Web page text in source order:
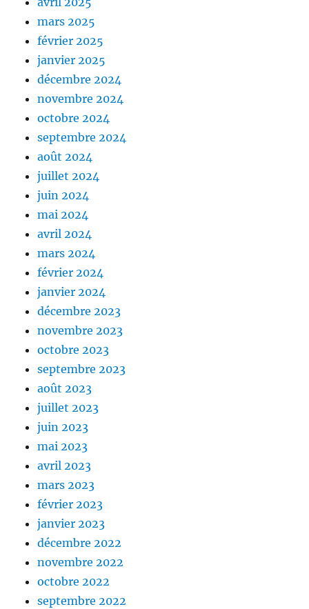
mars 2025
février 2025
janvier 2025
décembre 2024
novembre 2024
octobre 2024
septembre 2024
août 2024
juillet 2024
juin 2024
mai 2024
avril 2024
mars 2024
février 2024
janvier 2024
décembre 2023
novembre 2023
octobre 2023
septembre 2023
août 2023
juillet 2023
juin 2023
mai 2023
avril 2023
mars 2023
février 2023
janvier 2023
décembre 2022
novembre 2022
octobre 2022
septembre 2022